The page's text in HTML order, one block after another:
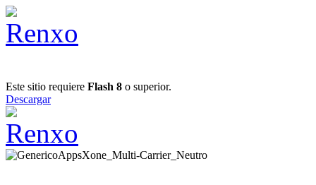
Este sitio requiere Flash 8 o superior.
Descargar